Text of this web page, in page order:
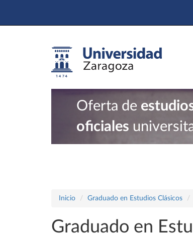
Oferta de
oficiales
Inicio Graduado en Estudios Clásicos
Graduado en